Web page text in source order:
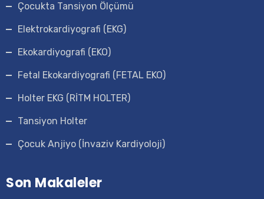
Çocukta Tansiyon Ölçümü
Elektrokardiyografi (EKG)
Ekokardiyografi (EKO)
Fetal Ekokardiyografi (FETAL EKO)
Holter EKG (RİTM HOLTER)
Tansiyon Holter
Çocuk Anjiyo (İnvaziv Kardiyoloji)
Son Makaleler